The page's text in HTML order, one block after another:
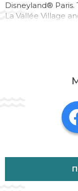
Disneyland® Paris.
La Vallée Village
Business, Other
ATM/banking
is available onsite.
Know Before You Go
Extra-person charges